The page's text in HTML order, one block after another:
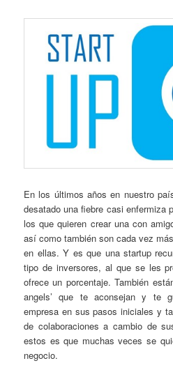
En los últimos años en nuestro
desatado una fiebre casi enfermiza
los que quieren crear una con
así como también son cada vez
en ellas. Y es que una startup
tipo de inversores, al que se les
ofrece un porcentaje. También
angels’ que te aconsejan y te
empresa en sus pasos iniciales y
de colaboraciones a cambio de
estos es que muchas veces se
negocio.